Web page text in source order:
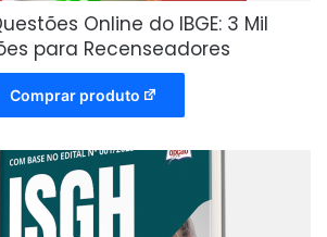
Online do IBGE: 3 Mil
para Recenseadores
Comprar produto